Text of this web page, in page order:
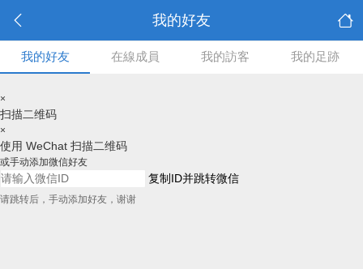
我的好友
我的好友 在線成員 我的訪客 我的足跡
×
扫描二维码
×
使用 WeChat 扫描二维码
或手动添加微信好友
复制ID并跳转微信
请跳转后，手动添加好友，谢谢